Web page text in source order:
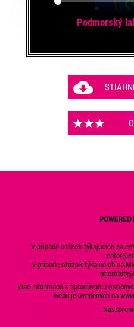
Podmorský
V prípade otázok týkajúcich sa
V prípade otázok týkajúcich sa
Viac informácií k spracúvaniu
webu je uvedených na